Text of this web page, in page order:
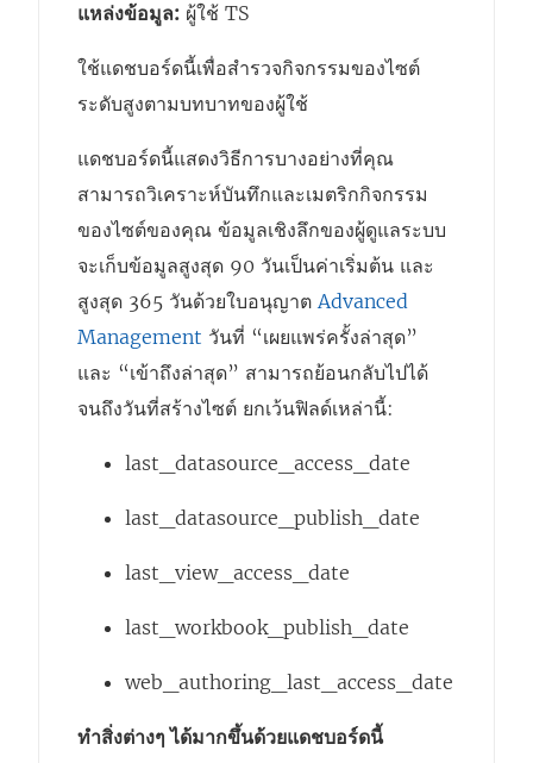
แหล่งข้อมูล: ผู้ใช้ TS
ใช้แดชบอร์ดนี้เพื่อสำรวจกิจกรรมของไซต์
ระดับสูงตามบทบาทของผู้ใช้
แดชบอร์ดนี้แสดงวิธีการบางอย่างที่คุณ
สามารถวิเคราะห์บันทึกและเมตริกกิจกรรม
ของไซต์ของคุณ ข้อมูลเชิงลึกของผู้ดูแลระบบ
จะเก็บข้อมูลสูงสุด 90 วันเป็นค่าเริ่มต้น และ
สูงสุด 365 วันด้วยใบอนุญาตAdvanced
Management วันที่ “เผยแพร่ครั้งล่าสุด”
และ “เข้าถึงล่าสุด” สามารถย้อนกลับไปได้
จนถึงวันที่สร้างไซต์ ยกเว้นฟิลด์เหล่านี้:
last_datasource_access_date
last_datasource_publish_date
last_view_access_date
last_workbook_publish_date
web_authoring_last_access_date
ทำสิ่งต่างๆ ได้มากขึ้นด้วยแดชบอร์ดนี้